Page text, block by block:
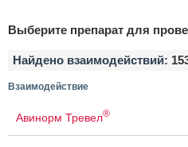
Выберите препарат для
Найдено взаимодействий:
Взаимодействие
Авинорм Тревел®